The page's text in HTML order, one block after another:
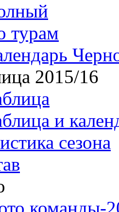
турам
2015/16
и
сезона